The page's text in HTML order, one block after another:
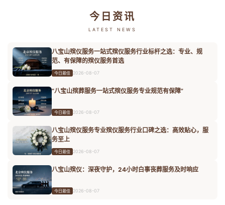
今日资讯
LATEST NEWS
八宝山殡仪服务一站式殡仪服务行业标杆之选：专业、规
范、有保障的殡仪服务首选
今日最佳 2026-08-07
“八宝山殡葬服务一站式殡仪服务专业规范有保障”
今日最佳 2026-08-07
八宝山殡仪服务专业殡仪服务行业口碑之选：高效贴心，服
务至上
今日最佳 2026-08-07
八宝山殡仪：深夜守护，24小时白事丧葬服务及时响应
今日最佳 2026-08-07